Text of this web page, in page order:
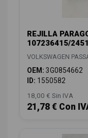
REJILLA
107236415/
VOLKSWAGEN
OEM: 3G0854662
ID: 1550582
18,00 € Sin IVA
21,78 € Con